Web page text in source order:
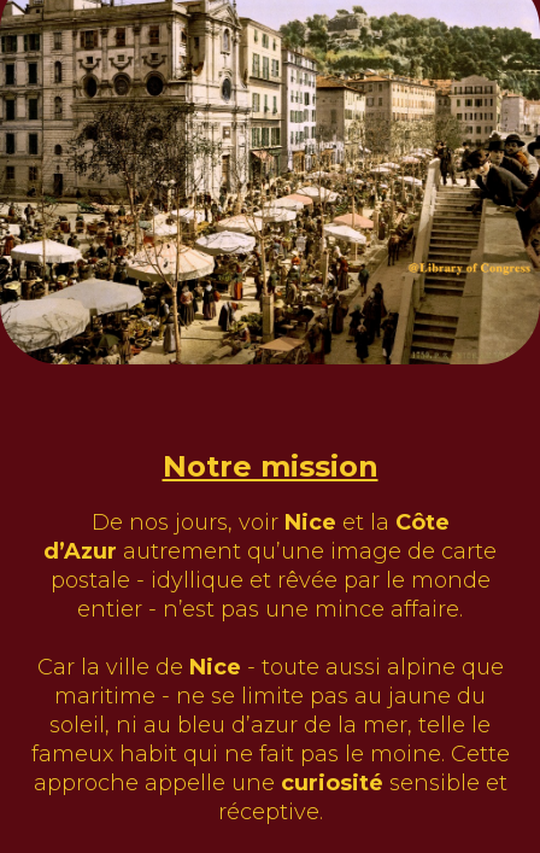
Notre mission
De nos jours, voir Nice et la Côte
d’Azur autrement qu’une image de carte
postale - idyllique et rêvée par le monde
entier - n’est pas une mince affaire.
Car la ville de Nice - toute aussi alpine que
maritime - ne se limite pas au jaune du
soleil, ni au bleu d’azur de la mer, telle le
fameux habit qui ne fait pas le moine. Cette
approche appelle une curiosité sensible et
réceptive.